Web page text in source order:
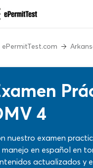
ePermitTest.com
4
nuestro examen
manejo en español en
actualizados y